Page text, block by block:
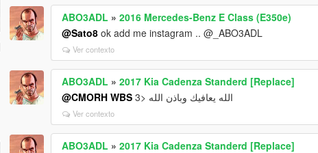
ABO3ADL »2016 Mercedes-Benz E Class (E350e)
@Sato8 ok add me instagram .. @_ABO3ADL
Ver contexto
ABO3ADL »2017 Kia Cadenza Standerd [Replace]
@CMORH WBS
الله يعافيك وباذن الله <3
Ver contexto
ABO3ADL »2017 Kia Cadenza Standerd [Replace]